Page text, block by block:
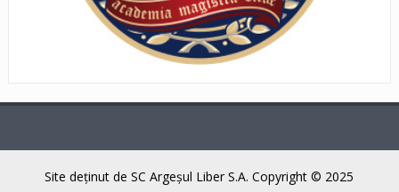
Site deţinut de SC Argeşul Liber S.A. Copyright © 2025